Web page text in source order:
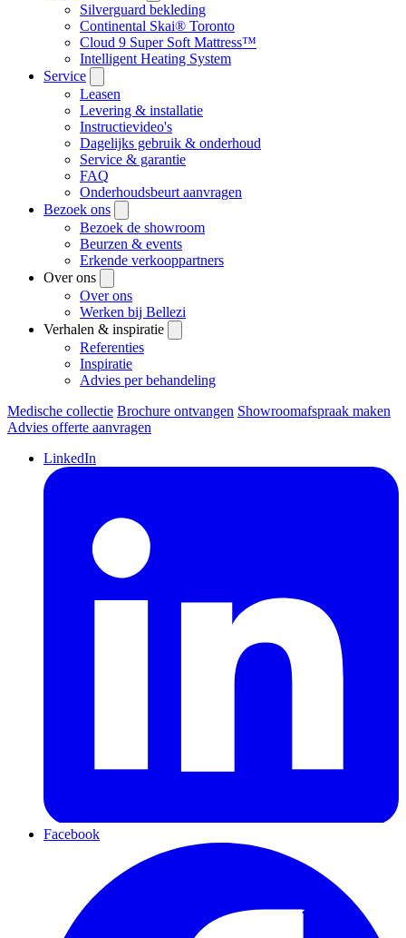
Silverguard bekleding
Continental Skai® Toronto
Cloud 9 Super Soft Mattress™
Intelligent Heating System
Service
Leasen
Levering & installatie
Instructievideo's
Dagelijks gebruik & onderhoud
Service & garantie
FAQ
Onderhoudsbeurt aanvragen
Bezoek ons
Bezoek de showroom
Beurzen & events
Erkende verkooppartners
Over ons
Over ons
Werken bij Bellezi
Verhalen & inspiratie
Referenties
Inspiratie
Advies per behandeling
Medische collectie Brochure ontvangen Showroomafspraak maken
Advies offerte aanvragen
LinkedIn
Facebook